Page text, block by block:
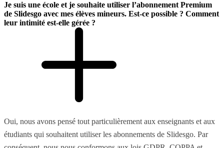
Je suis une école et je souhaite utiliser l’abonnement Premium
de Slidesgo avec mes élèves mineurs. Est-ce possible ? Comment
leur intimité est-elle gérée ?
Oui, nous avons pensé tout particulièrement aux enseignants et aux
étudiants qui souhaitent utiliser les abonnements de Slidesgo. Par